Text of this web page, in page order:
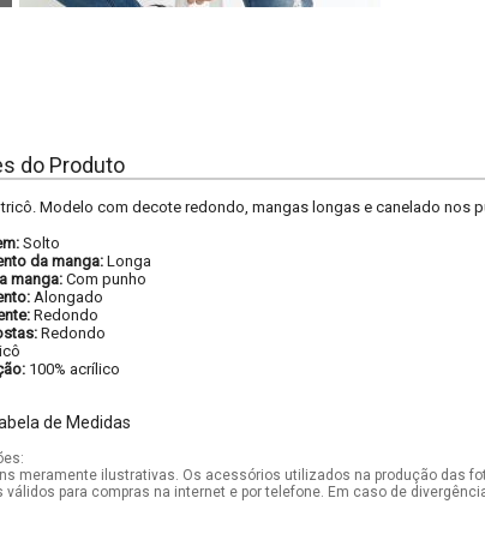
do Produto
Modelo com decote redondo, mangas longas e canelado nos
Solto
da manga:Longa
manga: Com punho
Alongado
Redondo
Redondo
100% acrílico
de Medidas
meramente ilustrativas. Os acessórios utilizados na produção das
válidos para compras na internet e por telefone. Em caso de